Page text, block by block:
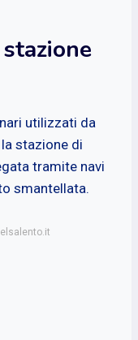
utilizzati da
stazione di
tramite navi
smantellata.